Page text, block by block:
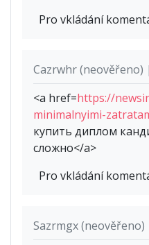
Pro vkládání
Cazrwhr (neověřeno)
<a href=https://
minimalnyimi-
купить диплом
сложно</a>
Pro vkládání
Sazrmgx (neověřeno)